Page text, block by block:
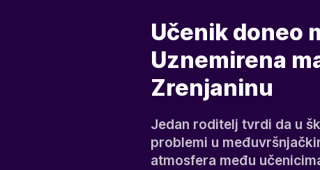
Učenik doneo
Uznemirena
Zrenjaninu
Jedan roditelj tvrdi da u
problemi u
atmosfera među